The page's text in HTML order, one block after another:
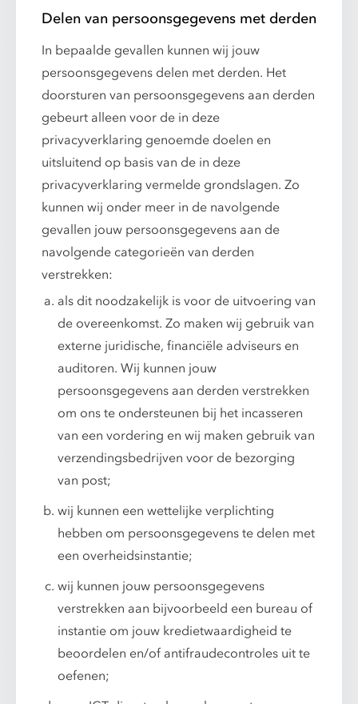
Delen van persoonsgegevens met derden
In bepaalde gevallen kunnen wij jouw
persoonsgegevens delen met derden. Het
doorsturen van persoonsgegevens aan derden
gebeurt alleen voor de in deze
privacyverklaring genoemde doelen en
uitsluitend op basis van de in deze
privacyverklaring vermelde grondslagen. Zo
kunnen wij onder meer in de navolgende
gevallen jouw persoonsgegevens aan de
navolgende categorieën van derden
verstrekken:
als dit noodzakelijk is voor de uitvoering van
de overeenkomst. Zo maken wij gebruik van
externe juridische, financiële adviseurs en
auditoren. Wij kunnen jouw
persoonsgegevens aan derden verstrekken
om ons te ondersteunen bij het incasseren
van een vordering en wij maken gebruik van
verzendingsbedrijven voor de bezorging
van post;
wij kunnen een wettelijke verplichting
hebben om persoonsgegevens te delen met
een overheidsinstantie;
wij kunnen jouw persoonsgegevens
verstrekken aan bijvoorbeeld een bureau of
instantie om jouw kredietwaardigheid te
beoordelen en/of antifraudecontroles uit te
oefenen;